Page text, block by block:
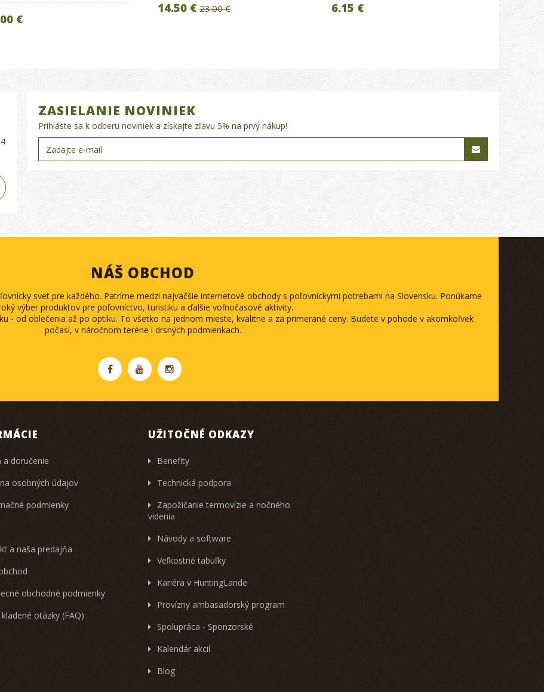
€
14.50 €23.00 € 6.15 €
ZASIELANIE NOVINIEK
Prihláste sa k odberu noviniek a získajte zľavu 5% na prvý nákup!
NÁŠ OBCHOD
svet pre každého. Patríme medzi najväčšie internetové obchody s poľovníckymi potrebami na Slovensku. Ponúkame
výber produktov pre poľovníctvo, turistiku a ďalšie voľnočasové aktivity.
- od oblečenia až po optiku. To všetko na jednom mieste, kvalitne a za primerané ceny. Budete v pohode v akomkoľvek
počasí, v náročnom teréne i drsných podmienkach.
a doručenie
osobných údajov
podmienky
a naša predajňa
obchodné podmienky
otázky (FAQ)
UŽITOČNÉ ODKAZY
Benefity
Technická podpora
Zapožičanie termovízie a nočného
videnia
Návody a software
Veľkostné tabuľky
Kariéra v HuntingLande
Provízny ambasadorský program
Spolupráca - Sponzorské
Kalendár akcií
Blog